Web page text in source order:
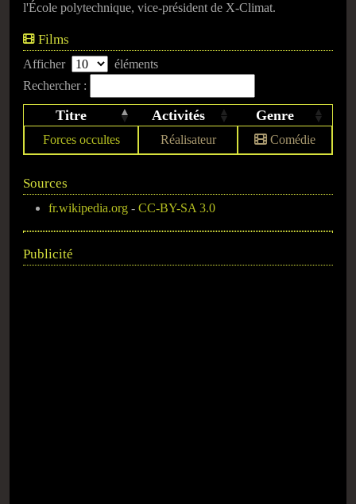
l'École polytechnique, vice-président de X-Climat.
Films
Afficher
éléments
Rechercher :
Titre Activités Genre
Forces occultes Réalisateur Comédie
Sources
fr.wikipedia.org - CC-BY-SA 3.0
Publicité